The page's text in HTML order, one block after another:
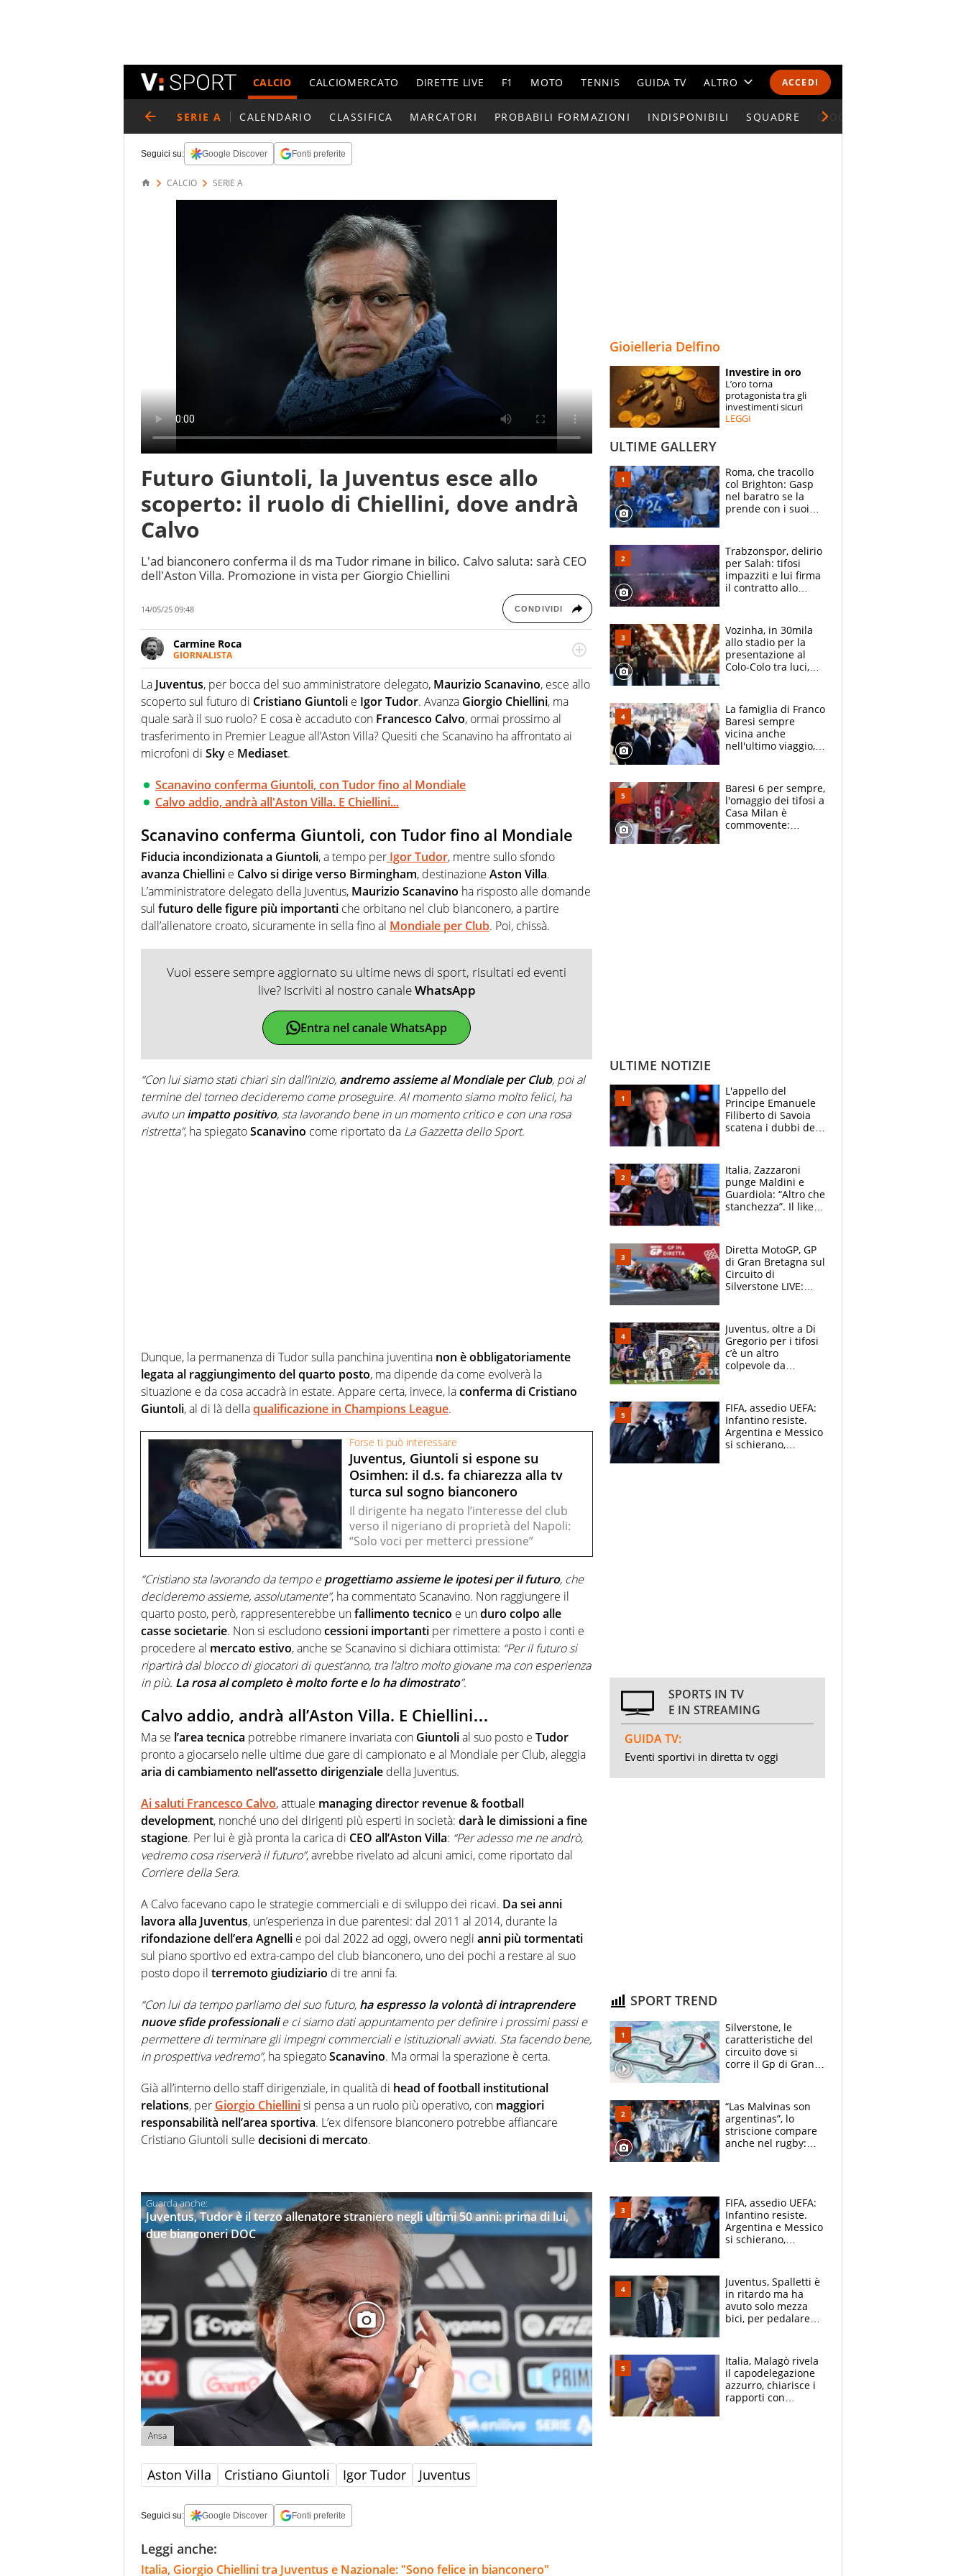
ACCEDI
CALCIO CALCIOMERCATO DIRETTE LIVE F1 MOTO TENNIS GUIDA TV ALTRO
CALENDARI E CLASSIFICHE
ESPERTI
CONTATTI
SERIE A CALENDARIO CLASSIFICA MARCATORI PROBABILI FORMAZIONI INDISPONIBILI SQUADRE GIOCATORI SERIE A
Seguici su: Google Discover Fonti preferite
CALCIO SERIE A
Futuro Giuntoli, la Juventus esce allo
scoperto: il ruolo di Chiellini, dove andrà
Calvo
L'ad bianconero conferma il ds ma Tudor rimane in bilico. Calvo saluta: sarà CEO
dell'Aston Villa. Promozione in vista per Giorgio Chiellini
14/05/25 09:48 CONDIVIDI
Carmine Roca
GIORNALISTA
Giornalista pubblicista, appassionato di calcio in tutte le sue sfaccettature, con una
particolare predilezione per i campionati minori.
La Juventus, per bocca del suo amministratore delegato, Maurizio Scanavino, esce allo
scoperto sul futuro di Cristiano Giuntoli e Igor Tudor. Avanza Giorgio Chiellini, ma
quale sarà il suo ruolo? E cosa è accaduto con Francesco Calvo, ormai prossimo al
trasferimento in Premier League all’Aston Villa? Quesiti che Scanavino ha affrontato ai
microfoni di Sky e Mediaset.
Scanavino conferma Giuntoli, con Tudor fino al Mondiale
Calvo addio, andrà all'Aston Villa. E Chiellini...
Scanavino conferma Giuntoli, con Tudor fino al Mondiale
Fiducia incondizionata a Giuntoli, a tempo per Igor Tudor, mentre sullo sfondo
avanza Chiellini e Calvo si dirige verso Birmingham, destinazione Aston Villa.
L’amministratore delegato della Juventus, Maurizio Scanavino ha risposto alle domande
sul futuro delle figure più importanti che orbitano nel club bianconero, a partire
dall’allenatore croato, sicuramente in sella fino al Mondiale per Club. Poi, chissà.
Vuoi essere sempre aggiornato su ultime news di sport, risultati ed eventi
live? Iscriviti al nostro canaleWhatsApp
Entra nel canale WhatsApp
“Con lui siamo stati chiari sin dall’inizio, andremo assieme al Mondiale per Club, poi al
termine del torneo decideremo come proseguire. Al momento siamo molto felici, ha
avuto unimpatto positivo, sta lavorando bene in un momento critico e con una rosa
ristretta”, ha spiegatoScanavino come riportato da La Gazzetta dello Sport.
Dunque, la permanenza di Tudor sulla panchina juventina non è obbligatoriamente
legata al raggiungimento del quarto posto, ma dipende da come evolverà la
situazione e da cosa accadrà in estate. Appare certa, invece, laconferma di Cristiano
Giuntoli, al di là dellaqualificazione in Champions League.
Forse ti può interessare
Juventus, Giuntoli si espone su
Osimhen: il d.s. fa chiarezza alla tv
turca sul sogno bianconero
Il dirigente ha negato l’interesse del club
verso il nigeriano di proprietà del Napoli:
“Solo voci per metterci pressione”
“Cristiano sta lavorando da tempo eprogettiamo assieme le ipotesi per il futuro, che
decideremo assieme, assolutamente”, ha commentato Scanavino. Non raggiungere il
quarto posto, però, rappresenterebbe unfallimento tecnico e unduro colpo alle
casse societarie. Non si escludonocessioni importanti per rimettere a posto i conti e
procedere al mercato estivo, anche se Scanavino si dichiara ottimista: “Per il futuro si
ripartirà dal blocco di giocatori di quest’anno, tra l’altro molto giovane ma con esperienza
in più. La rosa al completo è molto forte e lo ha dimostrato”.
Calvo addio, andrà all’Aston Villa. E Chiellini…
Ma se l’area tecnica potrebbe rimanere invariata con Giuntolial suo posto e Tudor
pronto a giocarselo nelle ultime due gare di campionato e al Mondiale per Club, aleggia
aria di cambiamento nell’assetto dirigenziale della Juventus.
Ai saluti Francesco Calvo, attuale managing director revenue & football
development, nonché uno dei dirigenti più esperti in società: darà le dimissioni a fine
stagione. Per lui è già pronta la carica di CEO all’Aston Villa: “Per adesso me ne andrò,
vedremo cosa riserverà il futuro”, avrebbe rivelato ad alcuni amici, come riportato dal
Corriere della Sera.
A Calvo facevano capo le strategie commerciali e di sviluppo dei ricavi. Da sei anni
lavora alla Juventus, un’esperienza in due parentesi: dal 2011 al 2014, durante la
rifondazione dell’era Agnelli e poi dal 2022 ad oggi, ovvero negli anni più tormentati
sul piano sportivo ed extra-campo del club bianconero, uno dei pochi a restare al suo
posto dopo il terremoto giudiziario di tre anni fa.
“Con lui da tempo parliamo del suo futuro, ha espresso la volontà di intraprendere
nuove sfide professionalie ci siamo dati appuntamento per definire i prossimi passi e
permettere di terminare gli impegni commerciali e istituzionali avviati. Sta facendo bene,
in prospettiva vedremo”, ha spiegatoScanavino. Ma ormai la sperazione è certa.
Già all’interno dello staff dirigenziale, in qualità di head of football institutional
relations, per Giorgio Chiellinisi pensa a un ruolo più operativo, con maggiori
responsabilità nell’area sportiva. L’ex difensore bianconero potrebbe affiancare
Cristiano Giuntoli sulle decisioni di mercato.
Juventus, Tudor è il terzo allenatore straniero negli ultimi 50 anni: prima di lui,
due bianconeri DOC
Ansa
Aston Villa Cristiano Giuntoli Igor Tudor Juventus
Seguici su: Google Discover Fonti preferite
Leggi anche:
Italia, Giorgio Chiellini tra Juventus e Nazionale: "Sono felice in bianconero"
Gioielleria Delfino
Investire in oro
L’oro torna
protagonista tra gli
investimenti sicuri
LEGGI
ULTIME GALLERY
Roma, che tracollo
col Brighton: Gasp
nel baratro se la
prende con i suoi
Trabzonspor, delirio
per Salah: tifosi
impazziti e lui firma
il contratto allo
Vozinha, in 30mila
allo stadio per la
presentazione al
Colo-Colo tra luci,
La famiglia di Franco
Baresi sempre
vicina anche
nell'ultimo viaggio,
circondati
dall'affetto dei tifosi
Baresi 6 per sempre,
l'omaggio dei tifosi a
Casa Milan è
commovente:
ULTIME NOTIZIE
L'appello del
Principe Emanuele
Filiberto di Savoia
scatena i dubbi dei
Italia, Zazzaroni
punge Maldini e
Guardiola: “Altro che
stanchezza”. Il like
Diretta MotoGP, GP
di Gran Bretagna sul
Circuito di
Silverstone LIVE:
Ducati in affanno
Juventus, oltre a Di
Gregorio per i tifosi
c’è un altro
colpevole da
FIFA, assedio UEFA:
Infantino resiste.
Argentina e Messico
si schierano,
SPORTS IN TV
E IN STREAMING
GUIDA TV:
Eventi sportivi in diretta tv oggi
SPORT TREND
Silverstone, le
caratteristiche del
circuito dove si
corre il Gp di Gran
“Las Malvinas son
argentinas”, lo
striscione compare
anche nel rugby:
FIFA, assedio UEFA:
Infantino resiste.
Argentina e Messico
si schierano,
Juventus, Spalletti è
in ritardo ma ha
avuto solo mezza
bici, per pedalare
Italia, Malagò rivela
il capodelegazione
azzurro, chiarisce i
rapporti con